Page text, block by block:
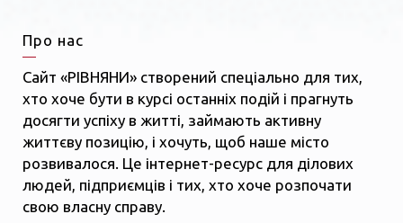
Про нас
Сайт «РІВНЯНИ» створений спеціально для тих,
хто хоче бути в курсі останніх подій і прагнуть
досягти успіху в житті, займають активну
життєву позицію, і хочуть, щоб наше місто
розвивалося. Це інтернет-ресурс для ділових
людей, підприємців і тих, хто хоче розпочати
свою власну справу.